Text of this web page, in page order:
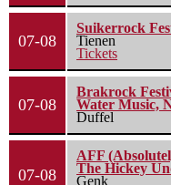
07-08
Suikerrock
Tienen
Tickets
07-08
Brakrock
Water Music,
Duffel
07-08
AFF
The Hickey
Genk